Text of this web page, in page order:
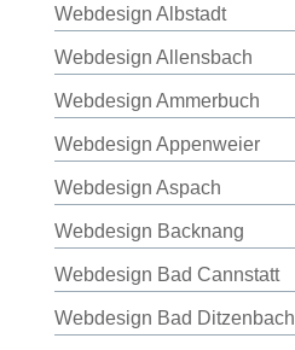
Webdesign Albstadt
Webdesign Allensbach
Webdesign Ammerbuch
Webdesign Appenweier
Webdesign Aspach
Webdesign Backnang
Webdesign Bad Cannstatt
Webdesign Bad Ditzenbach